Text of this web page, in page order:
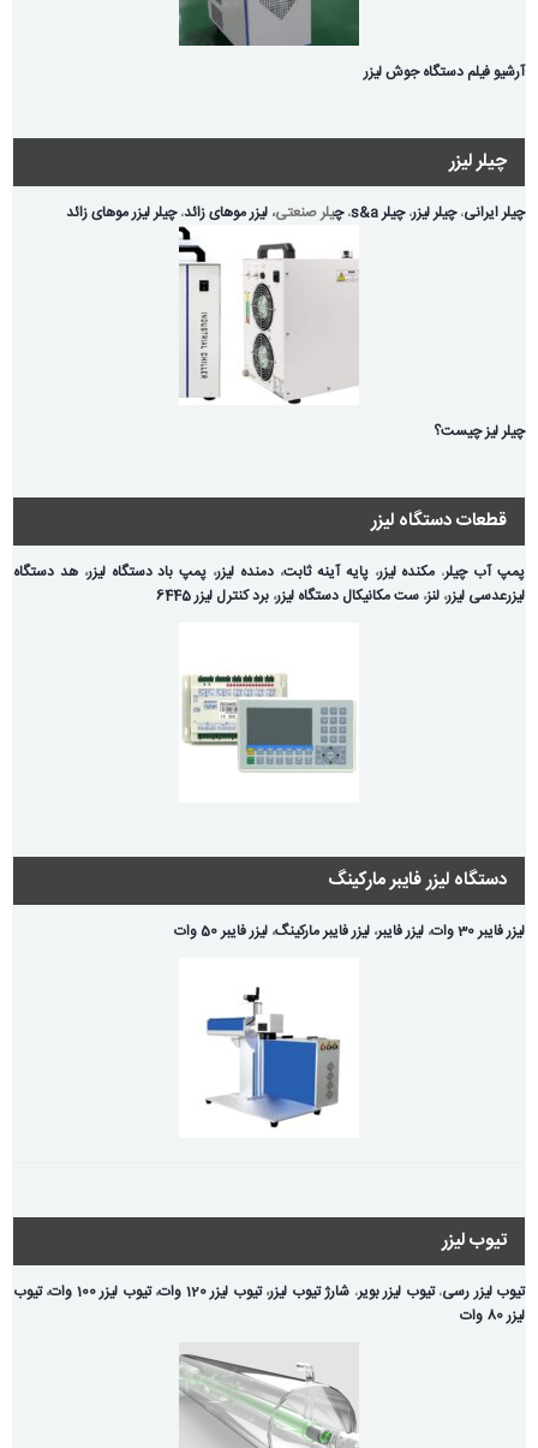
آرشیو فیلم دستگاه جوش لیزر
چیلر لیزر
چیلر ایرانی،چیلر لیزر،چیلر s&a ،چیلر صنعتی، لیزر موهای زائد،چیلر لیزر موهای زائد
چیلر لیز چیست؟
قطعات دستگاه لیزر
پمپ آب چیلر، مکنده لیزر،پایه آینه ثابت، دمنده لیزر، پمپ باد دستگاه لیزر،هد دستگاه
لیزرعدسی لیزر، لنز، ست مکانیکال دستگاه لیزر، برد کنترل لیزر 6445
دستگاه لیزر فایبر مارکینگ
لیزر فایبر 30 وات ، لیزر فایبر، لیزر فایبر مارکینگ، لیزر فایبر 50 وات
تیوب لیزر
تیوب لیزر رسی،تیوب لیزر بویر، شارژ تیوب لیزر،تیوب لیزر 120 وات ،تیوب لیزر 100 وات ،تیوب
لیزر 80 وات